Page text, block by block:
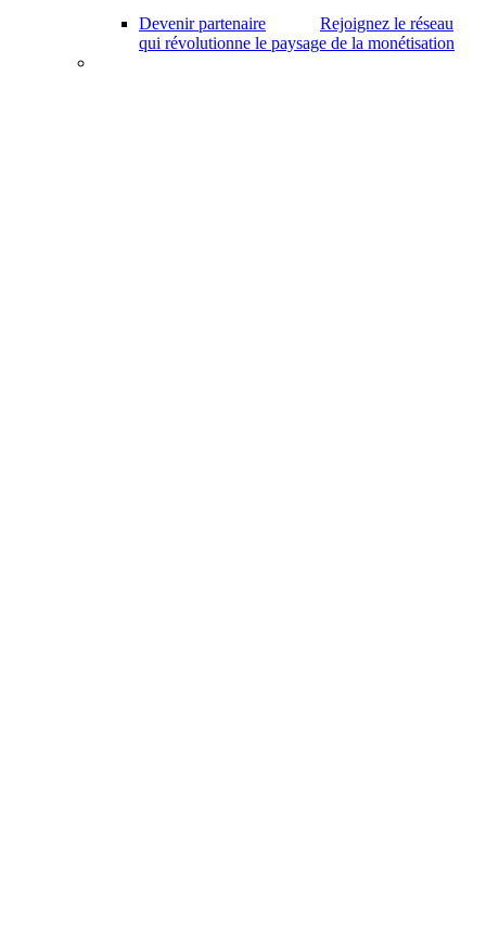
Devenir partenaire
Rejoignez le réseau
qui révolutionne le paysage de la monétisation